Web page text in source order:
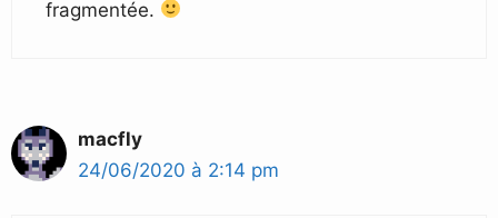
fragmentée.
macfly
24/06/2020 à 2:14 pm